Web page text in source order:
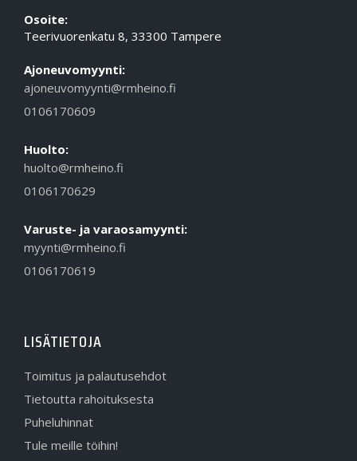
Osoite:
Teerivuorenkatu 8, 33300 Tampere
Ajoneuvomyynti:
ajoneuvomyynti@rmheino.fi
0106170609
Huolto:
huolto@rmheino.fi
0106170629
Varuste- ja varaosamyynti:
myynti@rmheino.fi
0106170619
LISÄTIETOJA
Toimitus ja palautusehdot
Tietoutta rahoituksesta
Puheluhinnat
Tule meille töihin!